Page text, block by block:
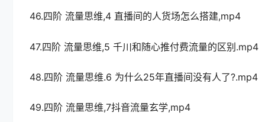
46.四阶 流量思维,4 直播间的人货场怎么搭建,mp4
47.四阶 流量思维,5 千川和随心推付费流量的区别.mp4
48.四阶 流量思维.6 为什么25年直播间没有人了?.mp4
49.四阶 流量思维,7抖音流量玄学,mp4